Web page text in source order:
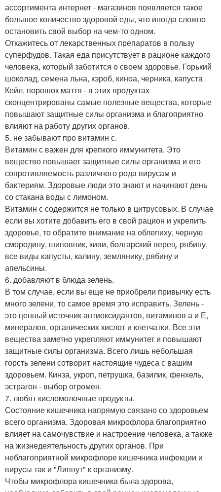
ассортимента интернет - магазинов появляется такое
большое количество здоровой еды, что иногда сложно
остановить свой выбор на чем-то одном.
Откажитесь от лекарственных препаратов в пользу
суперфудов. Такая еда присутствует в рационе каждого
человека, который заботится о своем здоровье. Горький
шоколад, семена льна, кэроб, киноа, черника, капуста
Кейл, порошок маття - в этих продуктах
сконцентрированы самые полезные вещества, которые
повышают защитные силы организма и благоприятно
влияют на работу других органов.
5. не забывают про витамин с.
Витамин с важен для крепкого иммунитета. Это
вещество повышает защитные силы организма и его
сопротивляемость различного рода вирусам и
бактериям. Здоровые люди это знают и начинают день
со стакана воды с лимоном.
Витамин с содержится не только в цитрусовых. В случае
если вы хотите добавить его в свой рацион и укрепить
здоровье, то обратите внимание на облепиху, черную
смородину, шиповник, киви, болгарский перец, рябину,
все виды капусты, калину, землянику, рябину и
апельсины.
6. добавляют в блюда зелень.
В том случае, если вы еще не приобрели привычку есть
много зелени, то самое время это исправить. Зелень -
это ценный источник антиоксидантов, витаминов а и Е,
минералов, органических кислот и клетчатки. Все эти
вещества заметно укрепляют иммунитет и повышают
защитные силы организма. Всего лишь небольшая
горсть зелени сотворит настоящие чудеса с вашим
здоровьем. Кинза, укроп, петрушка, базилик, фенхель,
эстрагон - выбор огромен.
7. любят кисломолочные продукты.
Состояние кишечника напрямую связано со здоровьем
всего организма. Здоровая микрофлора благоприятно
влияет на самочувствие и настроение человека, а также
на жизнедеятельность других органов. При
неблагоприятной микрофлоре кишечника инфекции и
вирусы так и "Липнут" к организму.
Чтобы микрофлора кишечника была здорова,